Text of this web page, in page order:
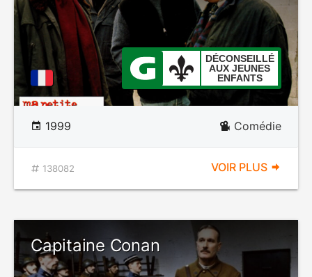
DÉCONSEILLÉ
AUX JEUNES
ENFANTS
1999 Comédie
138082 VOIR PLUS
Capitaine Conan